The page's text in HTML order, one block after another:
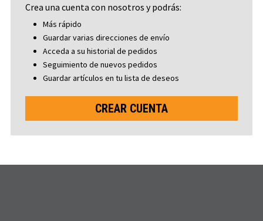
Crea una cuenta con nosotros y podrás:
Más rápido
Guardar varias direcciones de envío
Acceda a su historial de pedidos
Seguimiento de nuevos pedidos
Guardar artículos en tu lista de deseos
CREAR CUENTA